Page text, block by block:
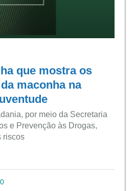
que mostra os
maconha na
por meio da Secretaria
e Prevenção às Drogas,
riscos